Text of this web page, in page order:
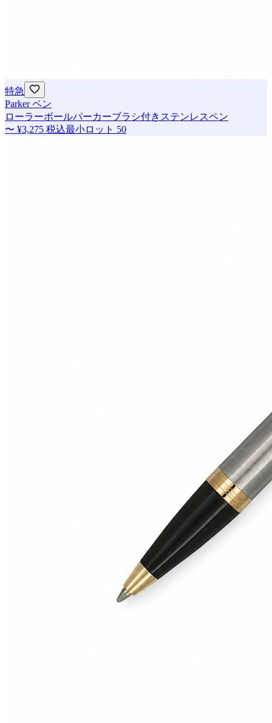
特急
Parker ペン
ローラーボールパーカーブラシ付きステンレスペン
〜 ¥3,275 税込最小ロット 50